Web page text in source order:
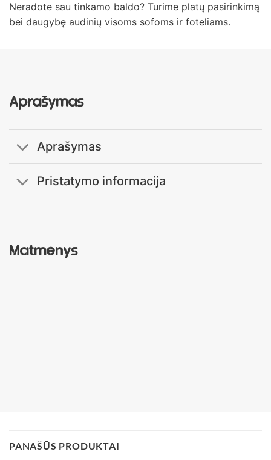
Neradote sau tinkamo baldo? Turime platų pasirinkimą
bei daugybę audinių visoms sofoms ir foteliams.
Matmenys
Aprašymas
Aprašymas
Pristatymo informacija
PANAŠŪS PRODUKTAI